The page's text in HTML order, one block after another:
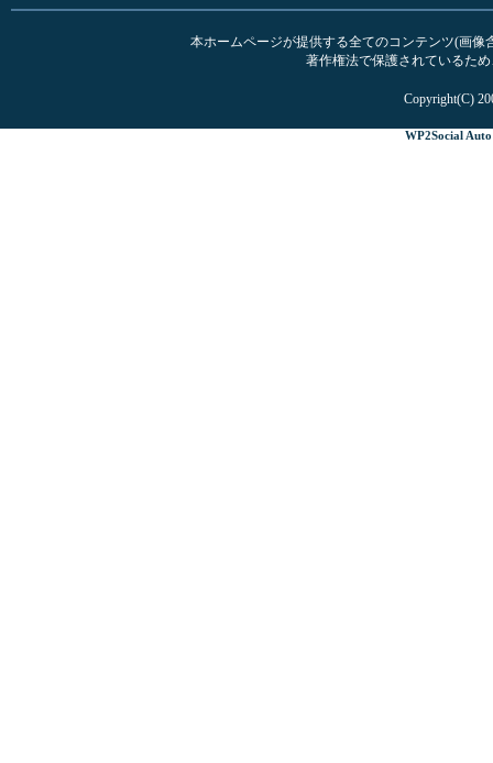
本ホームページが提供する全てのコンテンツ(画
著作権法で保護されているた
Copyright(C)
WP2Social